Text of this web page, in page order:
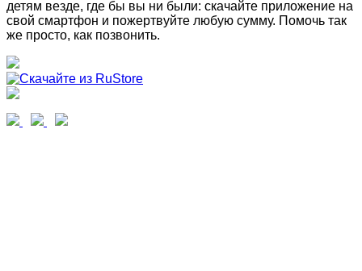
детям везде, где бы вы ни были: скачайте приложение на
свой смартфон и пожертвуйте любую сумму. Помочь так
же просто, как позвонить.